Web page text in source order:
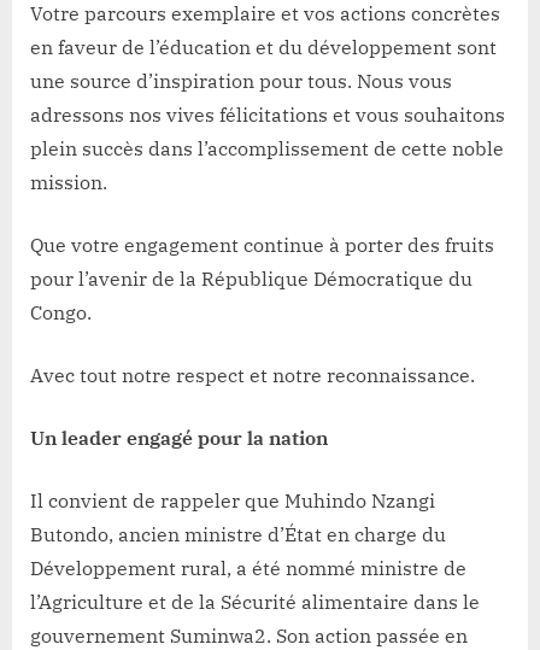
Votre parcours exemplaire et vos actions concrètes
en faveur de l’éducation et du développement sont
une source d’inspiration pour tous. Nous vous
adressons nos vives félicitations et vous souhaitons
plein succès dans l’accomplissement de cette noble
mission.
Que votre engagement continue à porter des fruits
pour l’avenir de la République Démocratique du
Congo.
Avec tout notre respect et notre reconnaissance.
Un leader engagé pour la nation
Il convient de rappeler que Muhindo Nzangi
Butondo, ancien ministre d’État en charge du
Développement rural, a été nommé ministre de
l’Agriculture et de la Sécurité alimentaire dans le
gouvernement Suminwa2. Son action passée en